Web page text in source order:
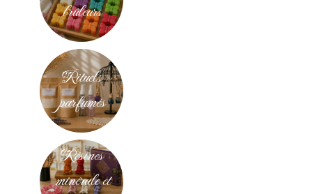
brûleurs
Rituels
parfumés
Résines
minérale et